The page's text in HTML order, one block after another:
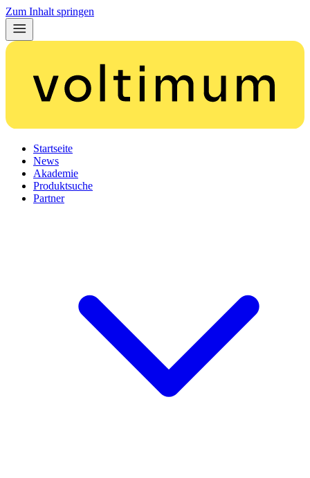
Zum Inhalt springen
Startseite
News
Akademie
Produktsuche
Partner